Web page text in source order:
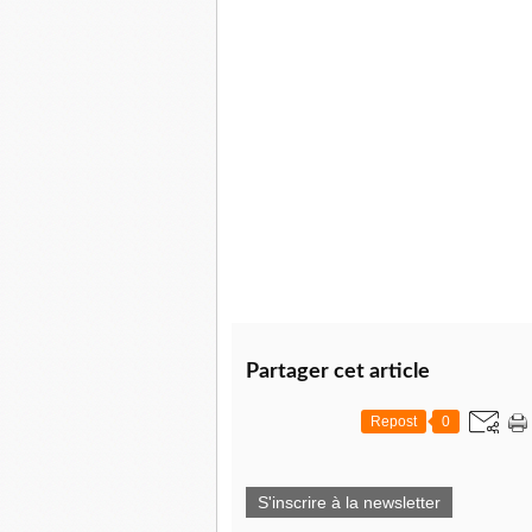
Partager cet article
Repost 0
S'inscrire à la newsletter